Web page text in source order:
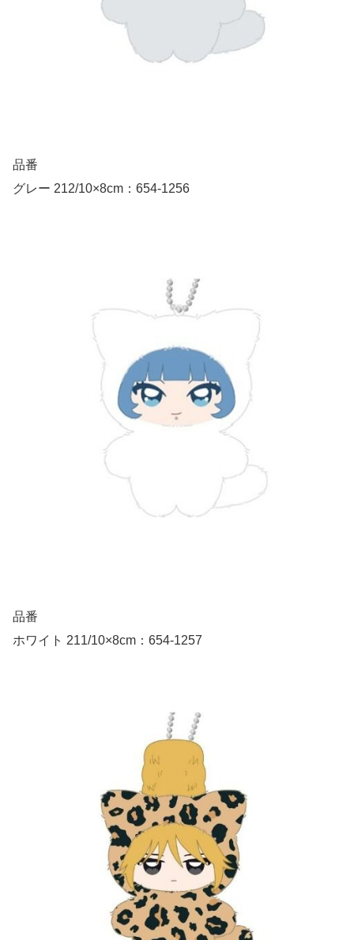
品番
グレー 212/10×8cm：654-1256
品番
ホワイト 211/10×8cm：654-1257